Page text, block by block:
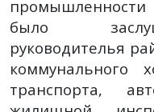
промышленности
было
руководителья
коммунального
транспорта,